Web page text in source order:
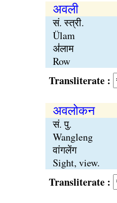
अवली
सं. स्त्री.
Ülam
अ॑लाम
Row
Transliterate :
अवलोकन
सं. पु.
Wangleng
वांगलेंग
Sight, view.
Transliterate :